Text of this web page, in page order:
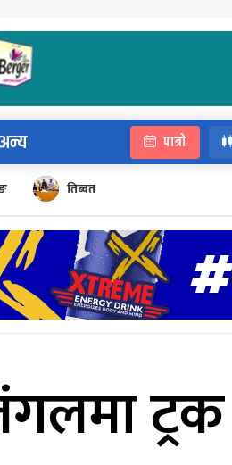
अन्य पात्रो
तिब्बत